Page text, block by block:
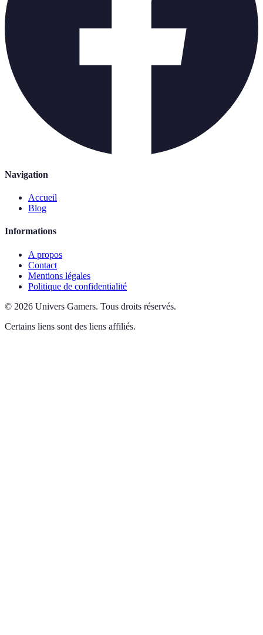
Navigation
Accueil
Blog
Informations
A propos
Contact
Mentions légales
Politique de confidentialité
© 2026 Univers Gamers. Tous droits réservés.
Certains liens sont des liens affiliés.